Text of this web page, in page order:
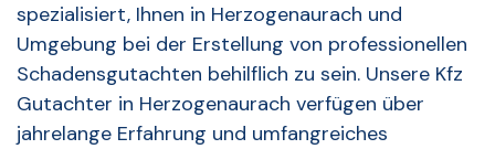
spezialisiert, Ihnen in Herzogenaurach und
Umgebung bei der Erstellung von professionellen
Schadensgutachten behilflich zu sein. Unsere Kfz
Gutachter in Herzogenaurach verfügen über
jahrelange Erfahrung und umfangreiches